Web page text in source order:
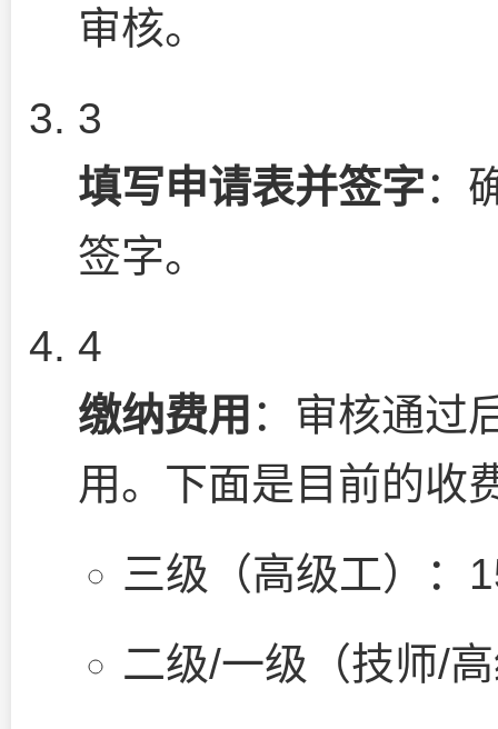
审核。
3
填写申请表并签字：
签字。
4
缴纳费用 ：审核通过
用。下面是目前的收
三级（高级工）：
二级/一级（技师/